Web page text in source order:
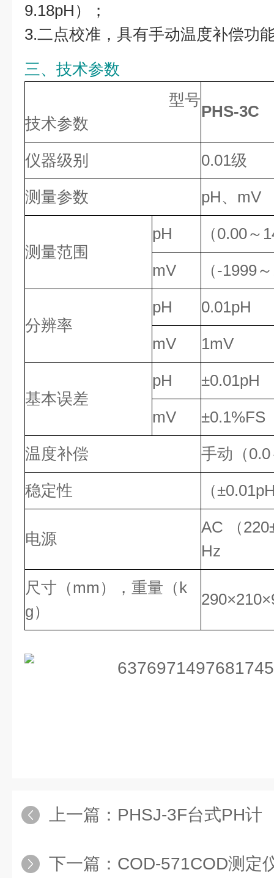
9.18pH）；
3.二点校准，具有手动温度补偿功
三、技术参数
型号
技术参数
PHS-3C
仪器级别
0.01级
测量参数
pH、mV
测量范围
pH
（0.00～
mV
（-1999
分辨率
pH
0.01pH
mV
1mV
基本误差
pH
±0.01pH
mV
±0.1%FS
温度补偿
手动（
稳定性
（
电源
AC （
Hz
尺寸（mm），重量（k
g）
上一篇： PHSJ-3F台式PH计
下一篇： COD-571COD测定